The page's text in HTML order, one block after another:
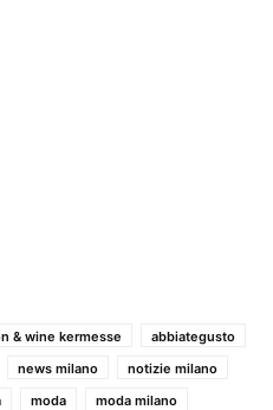
& wine kermesse
abbiategusto
news milano
notizie milano
moda
moda milano